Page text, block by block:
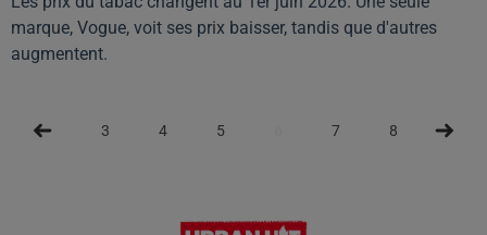
marque, Vogue, voit ses prix baisser, tandis que d'autres
augmentent.
3 4 5 7 8 9